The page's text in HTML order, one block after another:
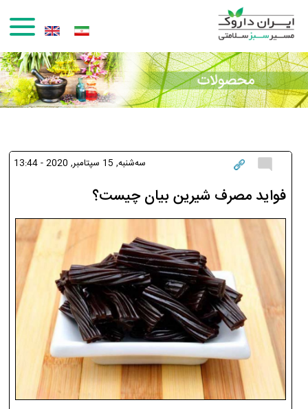
رفتن به محتوای اصلی
سه‌شنبه, 15 سپتامبر, 2020 - 13:44
فواید مصرف شیرین بیان چیست؟